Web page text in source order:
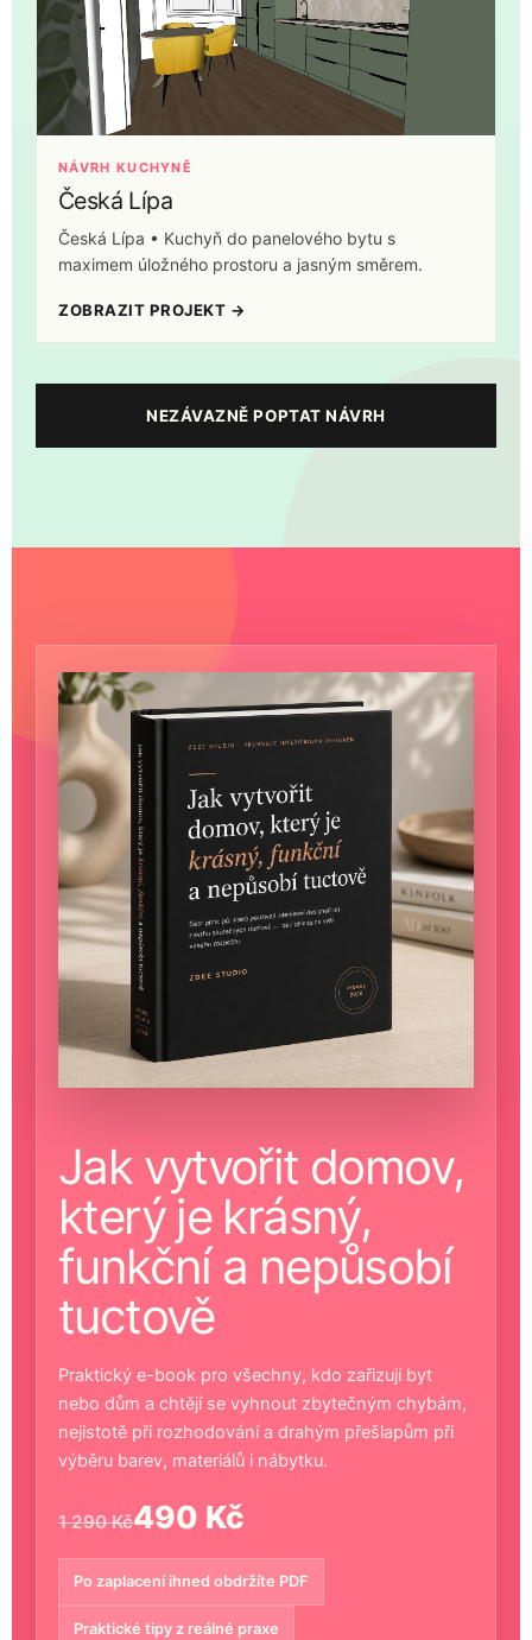
NÁVRH KUCHYNĚ
Česká Lípa
Česká Lípa • Kuchyň do panelového bytu s
maximem úložného prostoru a jasným směrem.
ZOBRAZIT PROJEKT →
NEZÁVAZNĚ POPTAT NÁVRH
Jak vytvořit domov,
který je krásný,
funkční a nepůsobí
tuctově
Praktický e-book pro všechny, kdo zařizují byt
nebo dům a chtějí se vyhnout zbytečným chybám,
nejistotě při rozhodování a drahým přešlapům při
výběru barev, materiálů i nábytku.
1 290 Kč490 Kč
Po zaplacení ihned obdržíte PDF
Praktické tipy z reálné praxe